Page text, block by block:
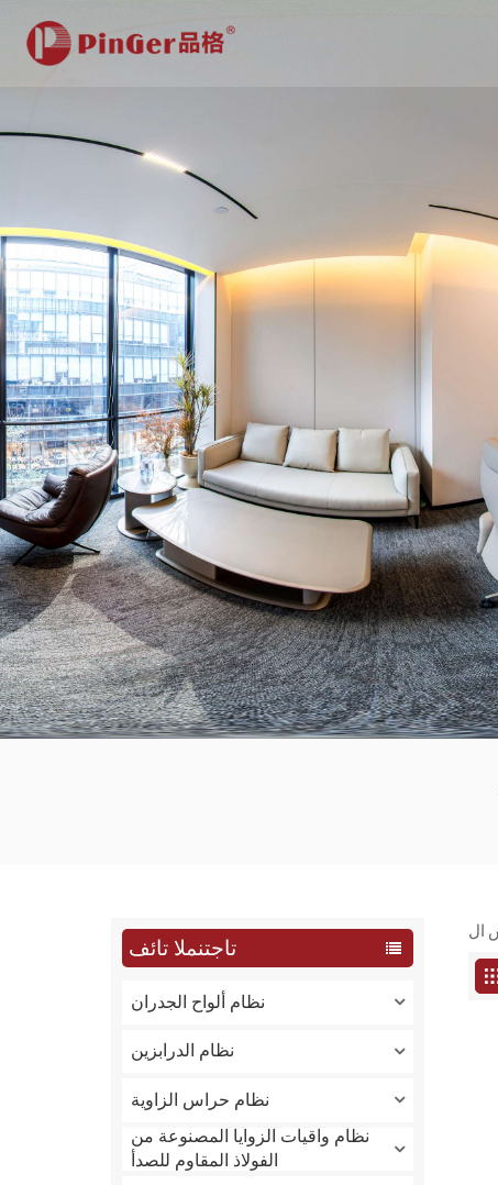
تاجتنملا تائف
نظام ألواح الجدران
نظام الدرابزين
نظام حراس الزاوية
نظام واقيات الزوايا المصنوعة من
الفولاذ المقاوم للصدأ